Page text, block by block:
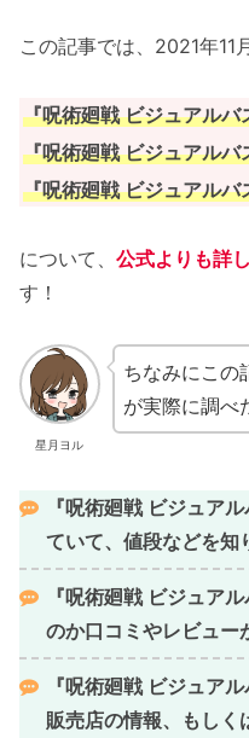
この記事では、2021年11
『呪術廻戦 ビジュアルバ
『呪術廻戦 ビジュアルバ
『呪術廻戦 ビジュアルバ
について、 公式よりも詳
す！
星月ヨル
ちなみにこの
が実際に調べ
『呪術廻戦 ビジュア
ていて、値段などを知
『呪術廻戦 ビジュア
のか口コミやレビュー
『呪術廻戦 ビジュア
販売店の情報、
もしく